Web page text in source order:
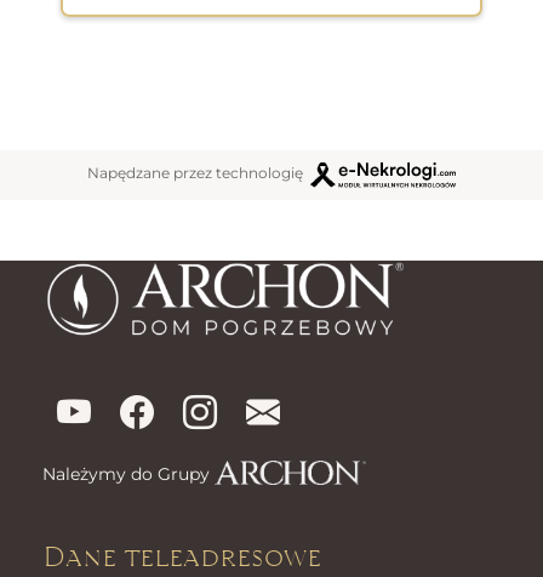
Napędzane przez technologię
Należymy do Grupy
Dane teleadresowe